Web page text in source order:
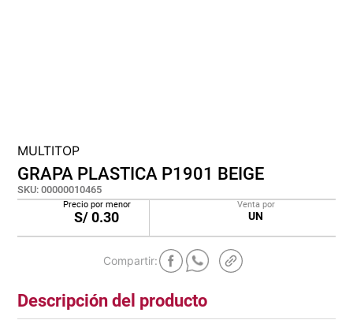
MULTITOP
GRAPA PLASTICA P1901 BEIGE
SKU:00000010465
Precio por menor
S/0.30
Venta por
UN
Descripción del producto